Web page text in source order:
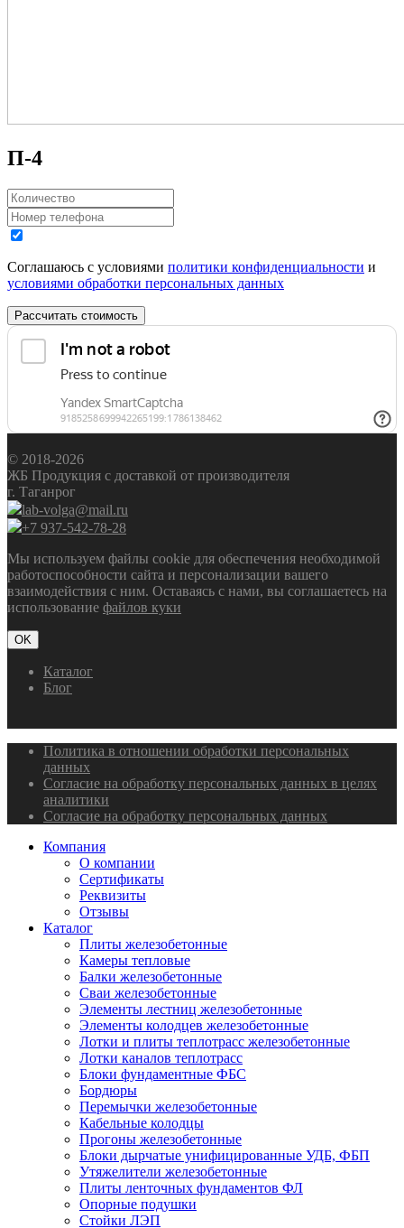
П-4
Соглашаюсь с условиями политики конфиденциальности и
условиями обработки персональных данных
Рассчитать стоимость
© 2018-2026
ЖБ Продукция с доставкой от производителя
г. Таганрог
lab-volga@mail.ru
+7 937-542-78-28
Мы используем файлы cookie для обеспечения необходимой
работоспособности сайта и персонализации вашего
взаимодействия с ним. Оставаясь с нами, вы соглашаетесь на
использование файлов куки
OK
Каталог
Блог
Политика в отношении обработки персональных
данных
Согласие на обработку персональных данных в целях
аналитики
Согласие на обработку персональных данных
Компания
О компании
Сертификаты
Реквизиты
Отзывы
Каталог
Плиты железобетонные
Камеры тепловые
Балки железобетонные
Сваи железобетонные
Элементы лестниц железобетонные
Элементы колодцев железобетонные
Лотки и плиты теплотрасс железобетонные
Лотки каналов теплотрасс
Блоки фундаментные ФБС
Бордюры
Перемычки железобетонные
Кабельные колодцы
Прогоны железобетонные
Блоки дырчатые унифицированные УДБ, ФБП
Утяжелители железобетонные
Плиты ленточных фундаментов ФЛ
Опорные подушки
Стойки ЛЭП